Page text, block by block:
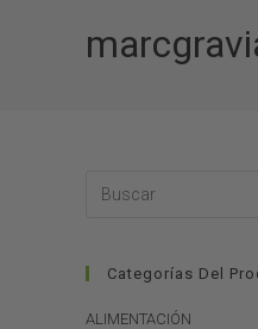
Categorías Del
ALIMENTACIÓN